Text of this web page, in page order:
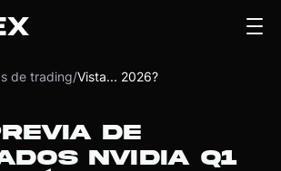
de trading/Vista... 2026?
DE
NVIDIA Q1